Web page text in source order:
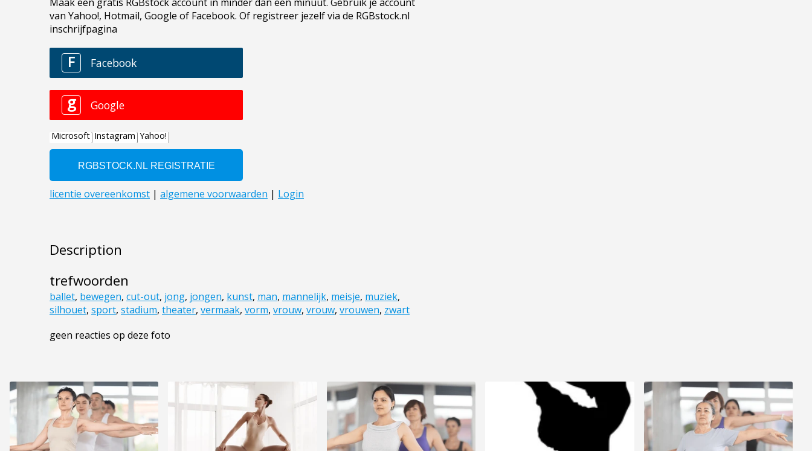
Description
trefwoorden
ballet, bewegen, cut-out, jong, jongen, kunst, man, mannelijk, meisje, muziek,
silhouet, sport, stadium, theater, vermaak, vorm, vrouw, vrouw, vrouwen, zwart
geen reacties op deze foto